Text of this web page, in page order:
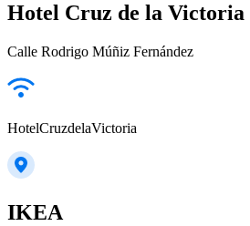
Hotel Cruz de la Victoria
Calle Rodrigo Múñiz Fernández
HotelCruzdelaVictoria
IKEA